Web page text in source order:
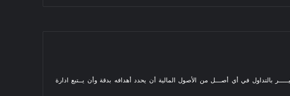
بالتداول في أي أصـــل من الأصول المالية أن يحدد أهدافه بدقة وأن يــتبع ادارة